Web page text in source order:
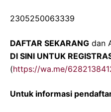
2305250063339
DAFTAR SEKARANG dan
DI SINI UNTUK
(https://wa.me/
Untuk informasi